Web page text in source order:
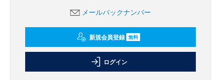
メールバックナンバー
新規会員登録 無料
ログイン